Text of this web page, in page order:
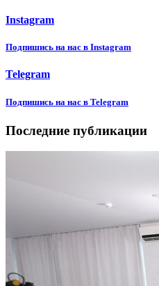
Instagram
Подпишиcь на нас в Instagram
Telegram
Подпишиcь на нас в Telegram
Последние публикации